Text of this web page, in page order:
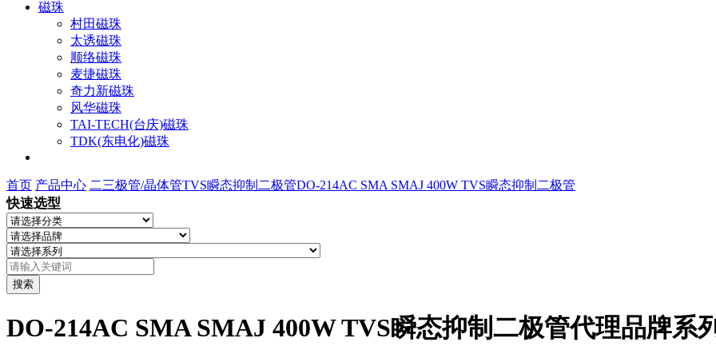
磁珠
村田磁珠
太诱磁珠
顺络磁珠
麦捷磁珠
奇力新磁珠
风华磁珠
TAI-TECH(台庆)磁珠
TDK(东电化)磁珠
首页 产品中心 二三极管/晶体管TVS瞬态抑制二极管DO-214AC SMA SMAJ 400W TVS瞬态抑制二极管
快速选型
搜索
DO-214AC SMA SMAJ 400W TVS瞬态抑制二极管代理品牌系